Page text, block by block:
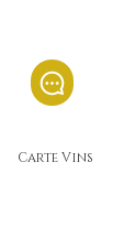
Carte Vins